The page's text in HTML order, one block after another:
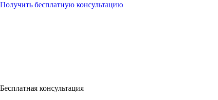
Получить бесплатную консультацию
Бесплатная консультация